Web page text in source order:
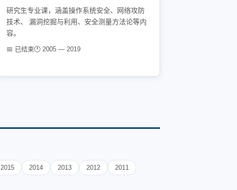
研究生专业课，涵盖操作系统安全、网络攻防
技术、 漏洞挖掘与利用、安全测量方法论等内
容。
📅 已结束🕐 2005 — 2019
2015 2014 2013 2012
2011